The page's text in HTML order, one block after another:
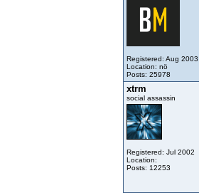
Registered: Aug 2003
Location: nö
Posts: 25978
xtrm
social assassin
Registered: Jul 2002
Location:
Posts: 12253